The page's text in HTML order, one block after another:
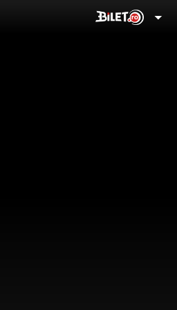
arrow_drop_down